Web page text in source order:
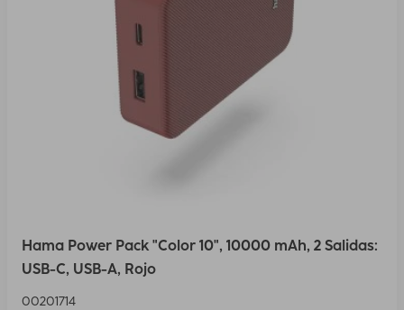
Hama Power Pack "Color 10", 10000 mAh, 2 Salidas:
USB-C, USB-A, Rojo
00201714